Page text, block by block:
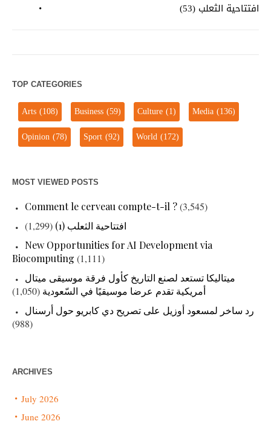
افتتاحية الثعلب (53)
TOP CATEGORIES
Arts(108) Business(59) Culture(1) Media(136)
Opinion(78) Sport(92) World(172)
MOST VIEWED POSTS
Comment le cerveau compte-t-il ?(3,545)
افتتاحية الثعلب (1)
(1,299)
New Opportunities for AI Development via
Biocomputing (1,111)
ميتاليكا تستعد لصنع التاريخ كأول فرقة موسيقى ميتال
أمريكية تقدم عرضا موسيقيًا في السّعودية (1,050)
رد ساخر لمسعود أوزيل على تصريح دي كابريو حول أرسنال
(988)
ARCHIVES
July 2026
June 2026